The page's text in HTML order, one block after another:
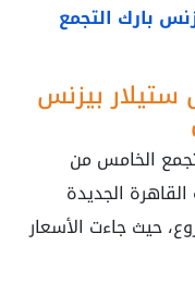
بارك التجمع
بيزنس
الخامس من
الجديدة
حيث جاءت الأسعار